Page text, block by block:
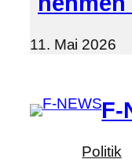
11. Mai 2026
F-
Politik